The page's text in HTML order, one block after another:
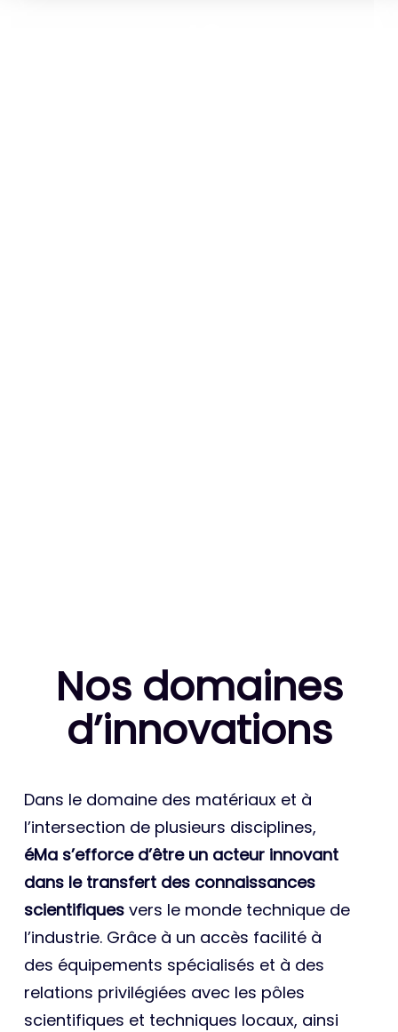
Nos domaines
d’innovations
Dans le domaine des matériaux et à
l’intersection de plusieurs disciplines,
éMa s’efforce d’être un acteur innovant
dans le transfert des connaissances
scientifiques vers le monde technique de
l’industrie. Grâce à un accès facilité à
des équipements spécialisés et à des
relations privilégiées avec les pôles
scientifiques et techniques locaux, ainsi